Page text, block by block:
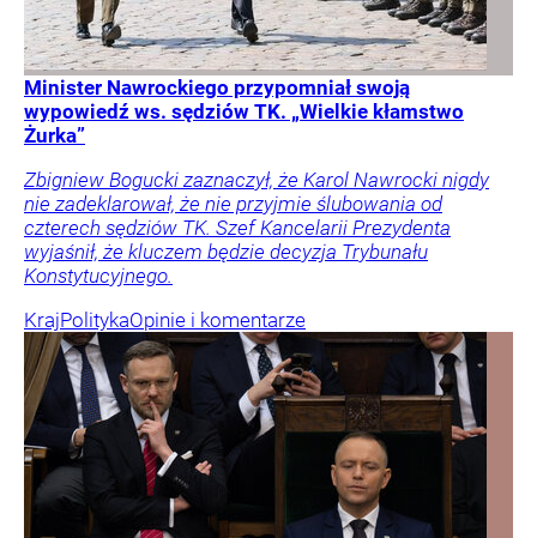
Minister Nawrockiego przypomniał swoją
wypowiedź ws. sędziów TK. „Wielkie kłamstwo
Żurka”
Zbigniew Bogucki zaznaczył, że Karol Nawrocki nigdy
nie zadeklarował, że nie przyjmie ślubowania od
czterech sędziów TK. Szef Kancelarii Prezydenta
wyjaśnił, że kluczem będzie decyzja Trybunału
Konstytucyjnego.
KrajPolitykaOpinie i komentarze